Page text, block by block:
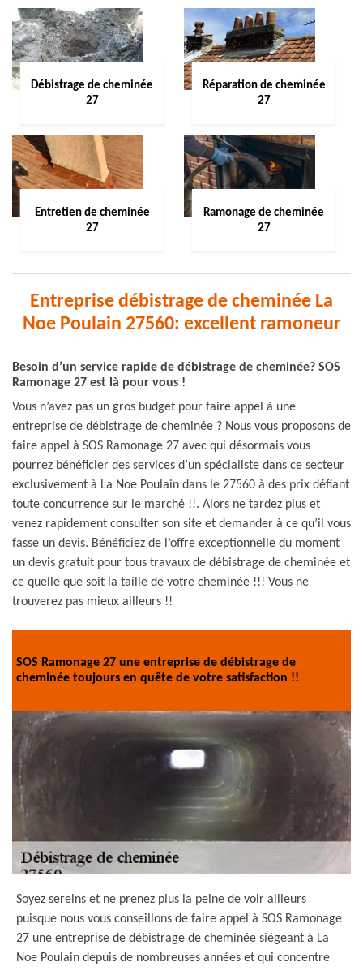
Débistrage de cheminée
27
Réparation de cheminée
27
Entretien de cheminée
27
Ramonage de cheminée
27
Entreprise débistrage de cheminée La
Noe Poulain 27560: excellent ramoneur
Besoin d’un service rapide de débistrage de cheminée? SOS
Ramonage 27 est là pour vous !
Vous n’avez pas un gros budget pour faire appel à une
entreprise de débistrage de cheminée ? Nous vous proposons de
faire appel à SOS Ramonage 27 avec qui désormais vous
pourrez bénéficier des services d’un spécialiste dans ce secteur
exclusivement à La Noe Poulain dans le 27560 à des prix défiant
toute concurrence sur le marché !!. Alors ne tardez plus et
venez rapidement consulter son site et demander à ce qu’il vous
fasse un devis. Bénéficiez de l’offre exceptionnelle du moment
un devis gratuit pour tous travaux de débistrage de cheminée et
ce quelle que soit la taille de votre cheminée !!! Vous ne
trouverez pas mieux ailleurs !!
SOS Ramonage 27 une entreprise de débistrage de
cheminée toujours en quête de votre satisfaction !!
Soyez sereins et ne prenez plus la peine de voir ailleurs
puisque nous vous conseillons de faire appel à SOS Ramonage
27 une entreprise de débistrage de cheminée siégeant à La
Noe Poulain depuis de nombreuses années et qui concentre